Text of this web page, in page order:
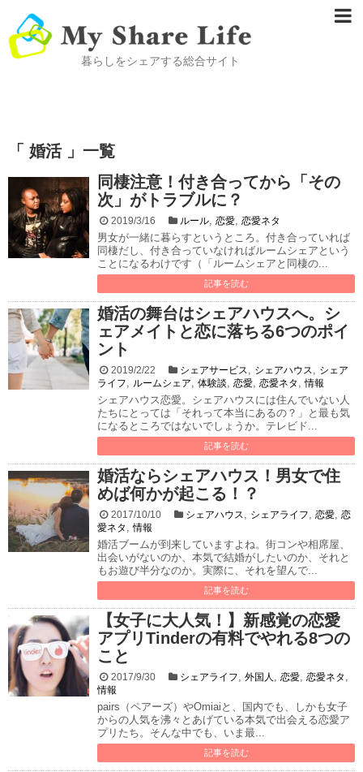
暮らしをシェアする総合サイト
「 婚活 」一覧
同棲注意！付き合ってから「その
次」がトラブルに？
2019/3/16 ルール, 恋愛, 恋愛ネタ
男女が一緒に暮らすというところ。付き合っていれば
同棲だし、付き合っていなければルームシェアという
ことになるわけです（「ルームシェアと同棲の...
記事を読む
婚活の舞台はシェアハウスへ。シ
ェアメイトと恋に落ちる6つのポイ
ント
2019/2/22 シェアサービス シェアハウス
シェア
ライフ
ルームシェア 体験談 恋愛 恋愛ネタ ,情報
シェアハウス恋愛。シェアハウスには住んでいない人
たちにとっては「それって本当にあるの？」と最も気
になるところではないでしょうか。テレビド...
記事を読む
婚活ならシェアハウス！男女で住
めば何かが起こる！？
2017/10/10 シェアハウス シェアライフ 恋愛, 恋
愛ネタ
,情報
婚活ブームが到来していますよね。街コンや相席屋、
出会いがないのか、本気で結婚がしたいのか、それと
もお遊び半分なのか。実際に、それを望んで...
記事を読む
【女子に大人気！】新感覚の恋愛
アプリTinderの有料でやれる8つの
こと
2017/9/30 シェアライフ 外国人 恋愛, 恋愛ネタ
情報
pairs（ペアーズ）やOmiaiと、国内でも、しかも女子
からの人気を沸々とあげている本気で出会える恋愛ア
プリたち。そんな中でも、いま最...
記事を読む